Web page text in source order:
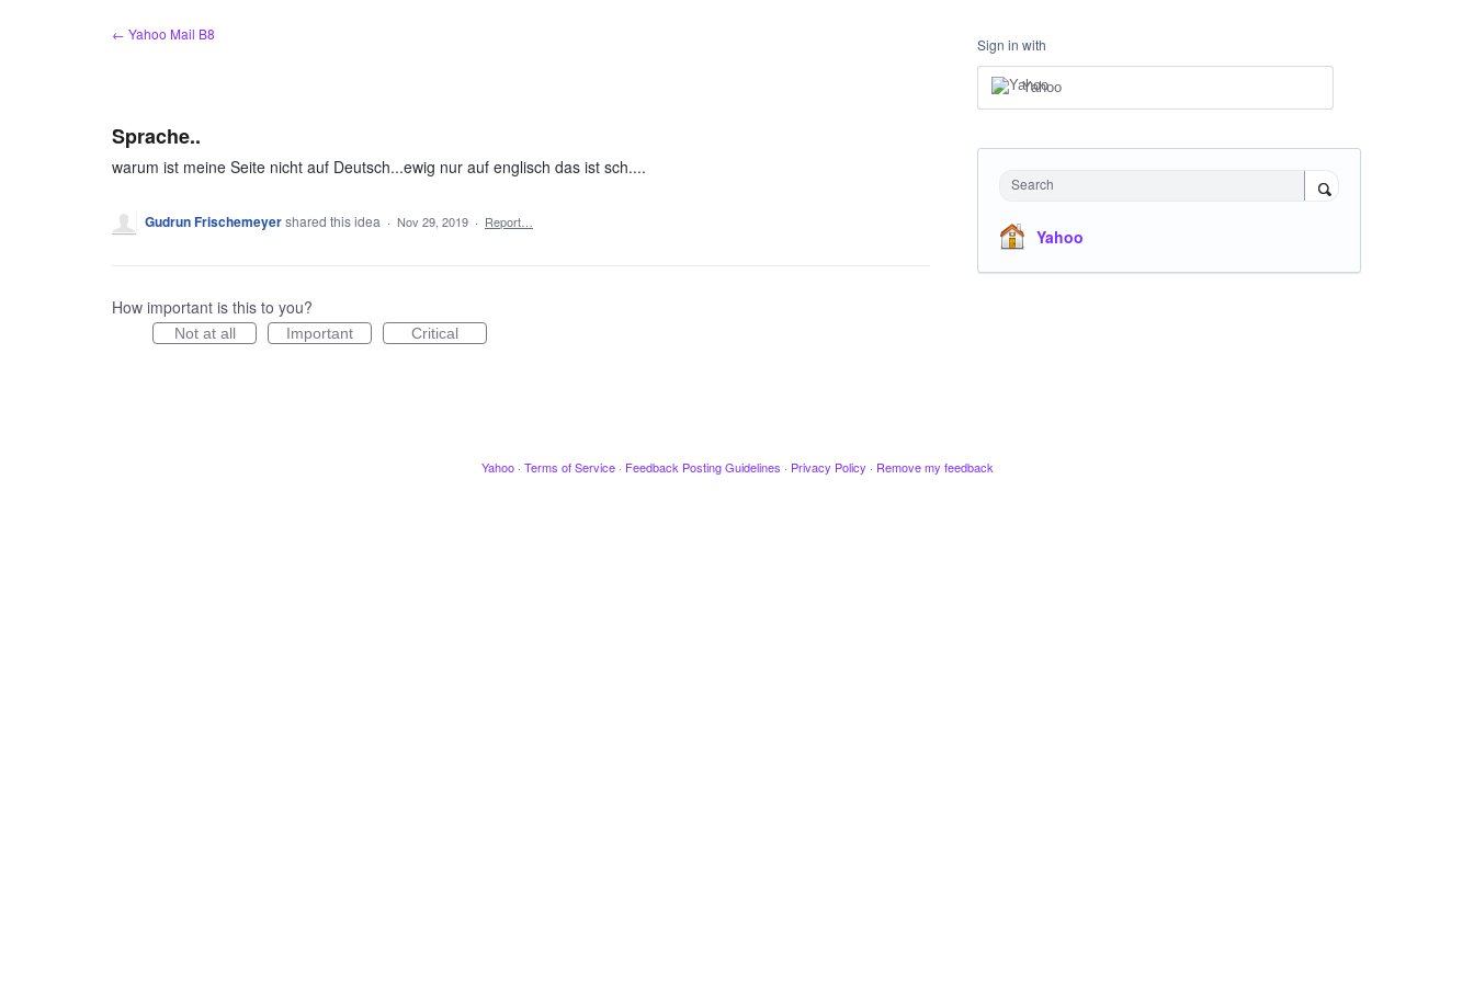
← Yahoo Mail B8
Sprache..
warum ist meine Seite nicht auf Deutsch...ewig nur auf englisch das ist sch....
Gudrun Frischemeyershared this idea · Nov 29, 2019 · Report…
How important is this to you?
Not at all Important Critical
Sign in with
Yahoo
Search
Yahoo
Yahoo · Terms of Service · Feedback Posting Guidelines · Privacy Policy · Remove my feedback